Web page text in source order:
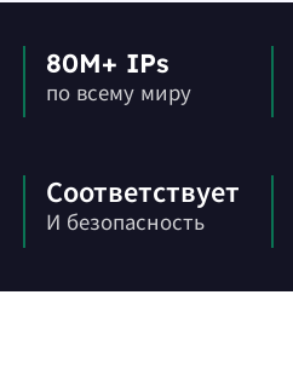
80M+ IPs
по всему миру
Соответствует
И безопасность